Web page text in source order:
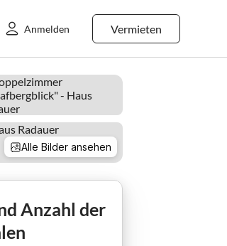
Vermieten
Anmelden
Alle Bilder ansehen
Anzahl der